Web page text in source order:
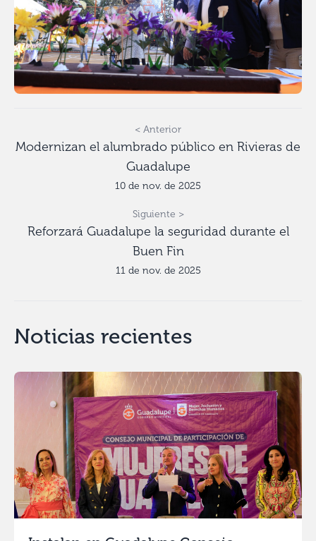
< Anterior
Modernizan el alumbrado público en Rivieras de
Guadalupe
10 de nov. de 2025
Siguiente >
Reforzará Guadalupe la seguridad durante el
Buen Fin
11 de nov. de 2025
Noticias recientes